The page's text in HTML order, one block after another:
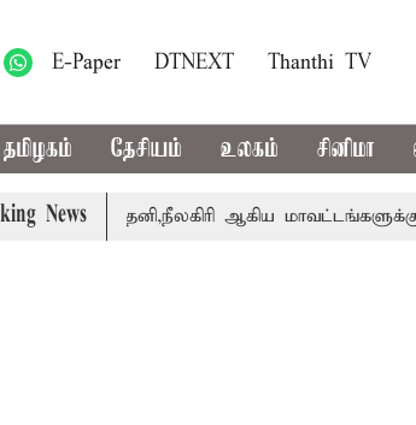
E-Paper DTNEXT Thanthi TV
தமிழகம் தேசியம் உலகம் சினிமா
News
தேனி,நீலகிரி ஆகிய மாவட்டங்களுக்கு கன